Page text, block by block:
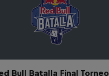
Bull Batalla Final Torneo